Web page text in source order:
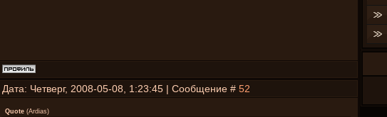
Дата: Четверг, 2008-05-08, 1:23:45 | Сообщение # 52
Quote (Ardias)